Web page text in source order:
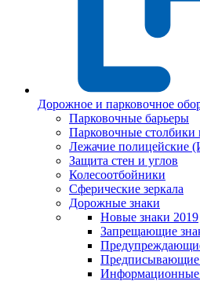
Дорожное и парковочное
Парковочные барьеры
Парковочные столбики
Лежачие полицейские
Защита стен и углов
Колесоотбойники
Сферические зеркала
Дорожные знаки
Новые знаки 2019
Запрещающие
Предписывающие
Информационные